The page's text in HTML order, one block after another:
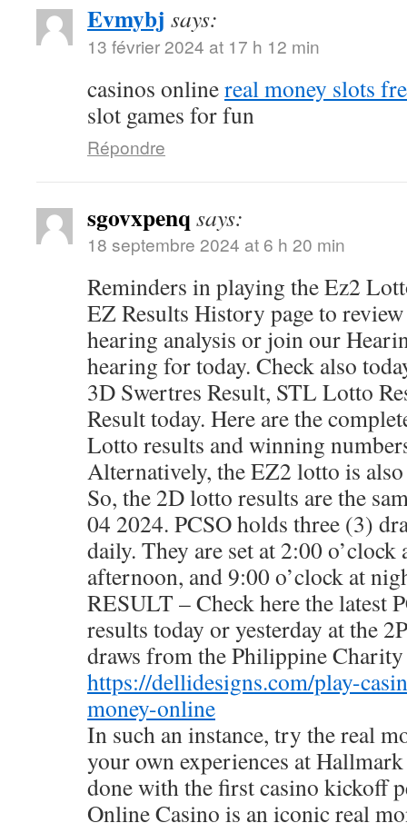
Evmybj says:
13 février 2024 at 17 h 12 min
casinos onlinereal money slots
slot games for fun
Répondre
sgovxpenq says:
18 septembre 2024 at 6 h 20 min
Reminders in playing the Ez2
EZ Results History page to
hearing analysis or join our
hearing for today. Check also
3D Swertres Result, STL Lotto
Result today. Here are the
Lotto results and winning
Alternatively, the EZ2 lotto is
So, the 2D lotto results are the
04 2024. PCSO holds three (3)
daily. They are set at 2:00
afternoon, and 9:00 o’clock at
RESULT – Check here the latest
results today or yesterday at the
draws from the Philippine Charity
https://dellidesigns.com/play-
money-online
In such an instance, try the real
your own experiences at
done with the first casino kickoff
Online Casino is an iconic real